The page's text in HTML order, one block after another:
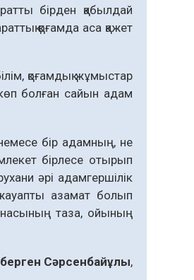
бірден қабылдай
қоғамда аса қажет
қоғамдық жұмыстар
болған сайын адам
бір адамның, не
бірлесе отырып
әрі адамгершілік
азамат болып
таза, ойының
Сәрсенбайұлы,